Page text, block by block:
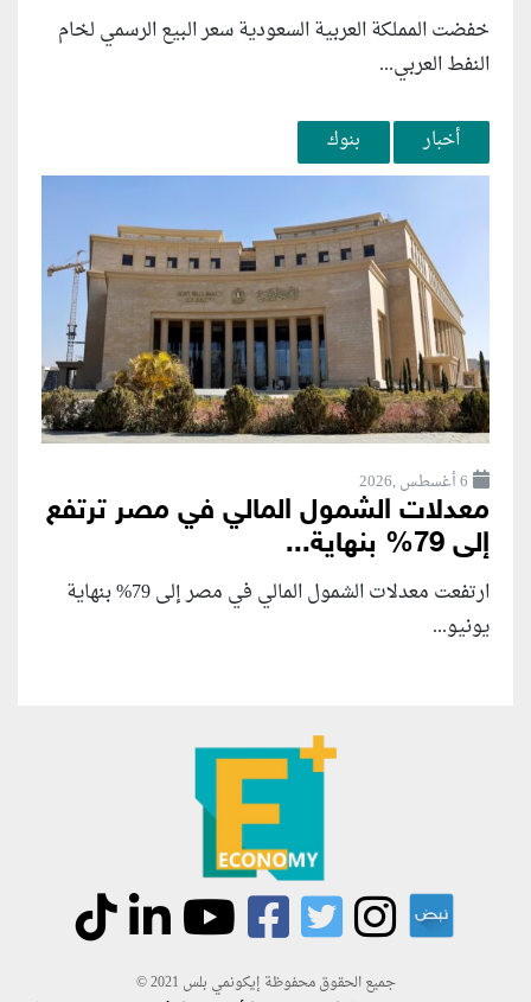
خفضت المملكة العربية السعودية سعر البيع الرسمي لخام
النفط العربي...
أخبار بنوك
6 أغسطس ,2026
معدلات الشمول المالي في مصر ترتفع
إلى 79% بنهاية...
ارتفعت معدلات الشمول المالي في مصر إلى 79% بنهاية
يونيو...
جميع الحقوق محفوظة إيكونمي بلس 2021 ©